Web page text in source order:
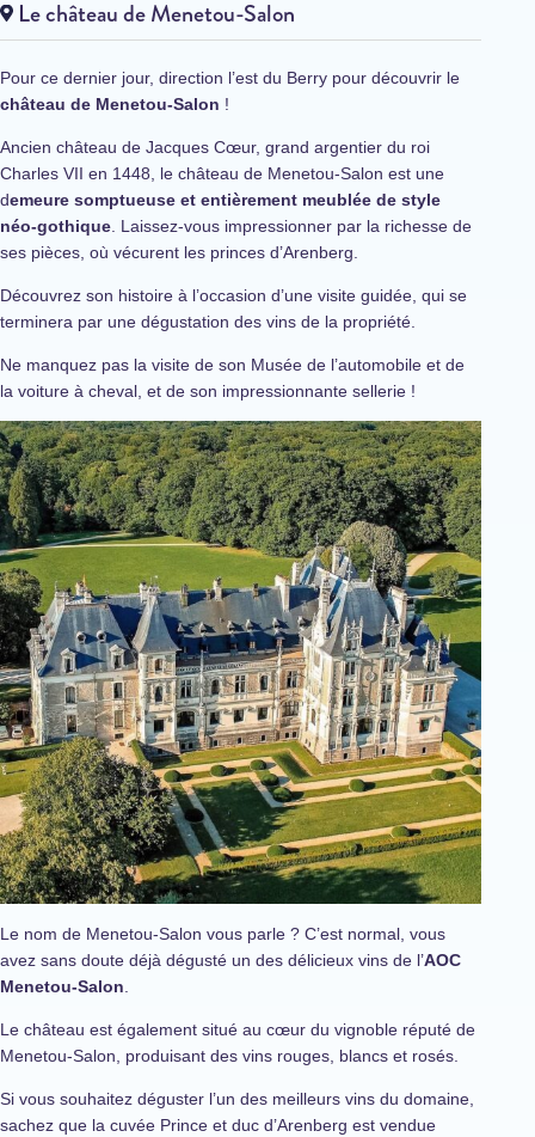
Le château de Menetou-Salon
Pour ce dernier jour, direction l’est du Berry pour découvrir le
château de Menetou-Salon !
Ancien château de Jacques Cœur, grand argentier du roi
Charles VII en 1448, le château de Menetou-Salon est une
demeure somptueuse et entièrement meublée de style
néo-gothique. Laissez-vous impressionner par la richesse de
ses pièces, où vécurent les princes d’Arenberg.
Découvrez son histoire à l’occasion d’une visite guidée, qui se
terminera par une dégustation des vins de la propriété.
Ne manquez pas la visite de son Musée de l’automobile et de
la voiture à cheval, et de son impressionnante sellerie !
Le nom de Menetou-Salon vous parle ? C’est normal, vous
avez sans doute déjà dégusté un des délicieux vins de l’AOC
Menetou-Salon
Le château est également situé au cœur du vignoble réputé de
Menetou-Salon, produisant des vins rouges, blancs et rosés.
Si vous souhaitez déguster l’un des meilleurs vins du domaine,
sachez que la cuvée Prince et duc d’Arenberg est vendue